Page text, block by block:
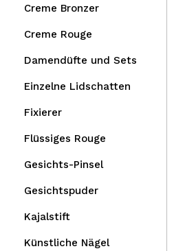
Creme Bronzer
Creme Rouge
Damendüfte und Sets
Einzelne Lidschatten
Fixierer
Flüssiges Rouge
Gesichts-Pinsel
Gesichtspuder
Kajalstift
Künstliche Nägel